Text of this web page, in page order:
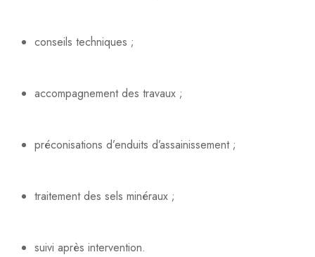
conseils techniques ;
accompagnement des travaux ;
préconisations d’enduits d’assainissement ;
traitement des sels minéraux ;
suivi après intervention.